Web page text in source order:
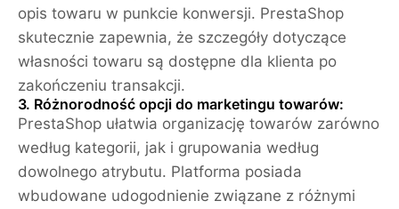
opis towaru w punkcie konwersji. PrestaShop
skutecznie zapewnia, że szczegóły dotyczące
własności towaru są dostępne dla klienta po
zakończeniu transakcji.
3. Różnorodność opcji do marketingu towarów:
PrestaShop ułatwia organizację towarów zarówno
według kategorii, jak i grupowania według
dowolnego atrybutu. Platforma posiada
wbudowane udogodnienie związane z różnymi